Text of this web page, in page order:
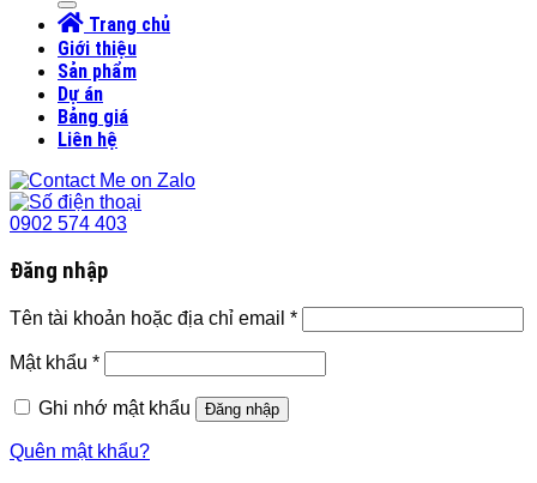
Trang chủ
Giới thiệu
Sản phẩm
Dự án
Bảng giá
Liên hệ
0902 574 403
Đăng nhập
Tên tài khoản hoặc địa chỉ email *
Mật khẩu *
Ghi nhớ mật khẩu Đăng nhập
Quên mật khẩu?